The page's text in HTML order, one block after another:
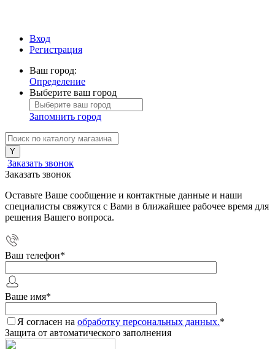
Вход
Регистрация
Ваш город:
Определение
Выберите ваш город
Запомнить город
Заказать звонок
Заказать звонок
Оставьте Ваше сообщение и контактные данные и наши
специалисты свяжутся с Вами в ближайшее рабочее время для
решения Вашего вопроса.
Ваш телефон*
Ваше имя*
Я согласен на обработку персональных данных.*
Защита от автоматического заполнения